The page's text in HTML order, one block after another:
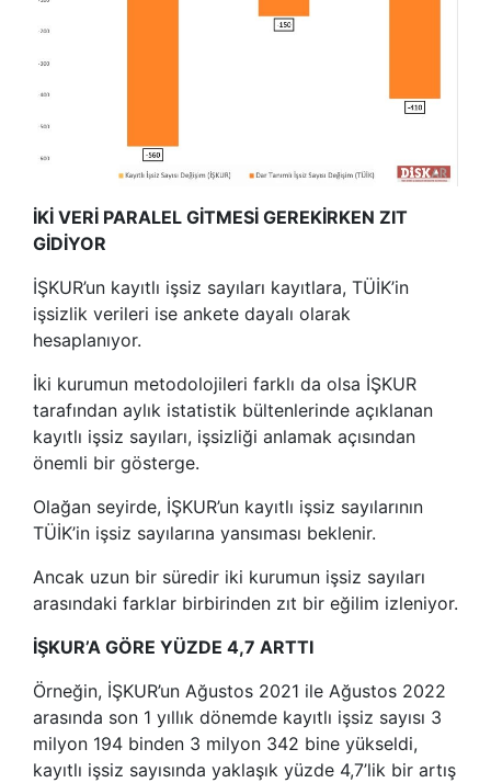
İKİ VERİ PARALEL GİTMESİ GEREKİRKEN ZIT
GİDİYOR
İŞKUR’un kayıtlı işsiz sayıları kayıtlara, TÜİK’in
işsizlik verileri ise ankete dayalı olarak
hesaplanıyor.
İki kurumun metodolojileri farklı da olsa İŞKUR
tarafından aylık istatistik bültenlerinde açıklanan
kayıtlı işsiz sayıları, işsizliği anlamak açısından
önemli bir gösterge.
Olağan seyirde, İŞKUR’un kayıtlı işsiz sayılarının
TÜİK’in işsiz sayılarına yansıması beklenir.
Ancak uzun bir süredir iki kurumun işsiz sayıları
arasındaki farklar birbirinden zıt bir eğilim izleniyor.
İŞKUR’A GÖRE YÜZDE 4,7 ARTTI
Örneğin, İŞKUR’un Ağustos 2021 ile Ağustos 2022
arasında son 1 yıllık dönemde kayıtlı işsiz sayısı 3
milyon 194 binden 3 milyon 342 bine yükseldi,
kayıtlı işsiz sayısında yaklaşık yüzde 4,7’lik bir artış